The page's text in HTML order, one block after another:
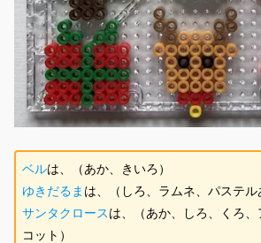
ベルは、（あか、きいろ）
ゆきだるま は、（しろ、ラムネ、パステル
サンタクロースは、（あか、しろ、くろ、
コット）